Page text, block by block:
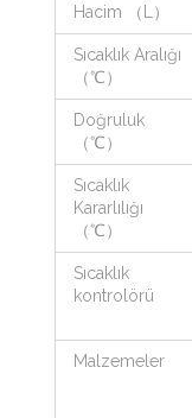
Hacim （L）
Sıcaklık Aralığı
（℃）
Doğruluk
（℃）
Sıcaklık
Kararlılığı
（℃）
Sıcaklık
kontrolörü
Malzemeler